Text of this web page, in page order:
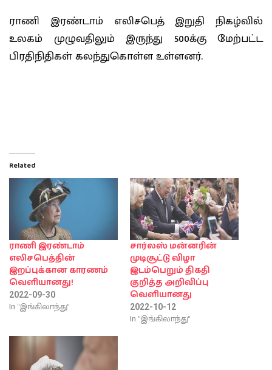
ராணி இரண்டாம் எலிசபெத் இறுதி நிகழ்வில்
உலகம் முழுவதிலும் இருந்து 500க்கு மேற்பட்ட
பிரதிநிதிகள் கலந்துகொள்ள உள்ளனர்.
Related
ராணி இரண்டாம்
எலிசபெத்தின்
இறப்புக்கான காரணம்
வெளியானது!
2022-09-30
In "இங்கிலாந்து"
சார்லஸ் மன்னரின்
முடிசூட்டு விழா
இடம்பெறும் திகதி
குறித்த அறிவிப்பு
வெளியானது
2022-10-12
In "இங்கிலாந்து"